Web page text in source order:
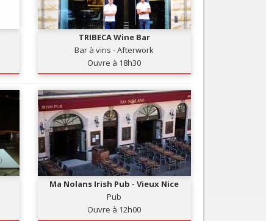
TRIBECA Wine Bar
Bar à vins - Afterwork
Ouvre à 18h30
Ma Nolans Irish Pub - Vieux Nice
Pub
Ouvre à 12h00